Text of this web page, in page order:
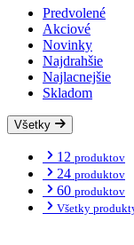
Predvolené
Akciové
Novinky
Najdrahšie
Najlacnejšie
Skladom
Všetky
12 produktov
24 produktov
60 produktov
Všetky